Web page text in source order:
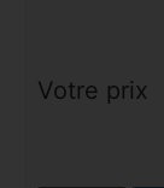
Votre prix